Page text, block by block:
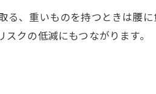
、重いものを持つときは腰
クの低減にもつながります。